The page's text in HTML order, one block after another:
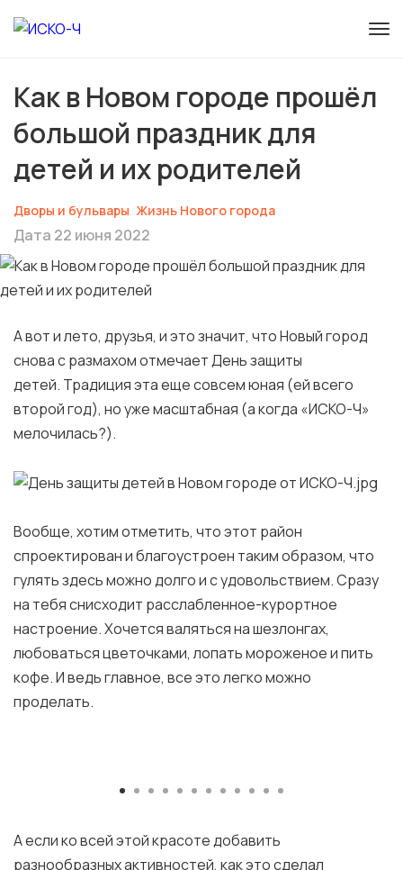
Как в Новом городе прошёл
большой праздник для
детей и их родителей
Дворы и бульвары Жизнь Нового города
Дата 22 июня 2022
А вот и лето, друзья, и это значит, что Новый город
снова с размахом отмечает День защиты
детей. Традиция эта еще совсем юная (ей всего
второй год), но уже масштабная (а когда «ИСКО-Ч»
мелочилась?).
Вообще, хотим отметить, что этот район
спроектирован и благоустроен таким образом, что
гулять здесь можно долго и с удовольствием. Сразу
на тебя снисходит расслабленное-курортное
настроение. Хочется валяться на шезлонгах,
любоваться цветочками, лопать мороженое и пить
кофе. И ведь главное, все это легко можно
проделать.
А если ко всей этой красоте добавить
разнообразных активностей, как это сделал